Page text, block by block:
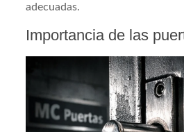
adecuadas.
Importancia de las